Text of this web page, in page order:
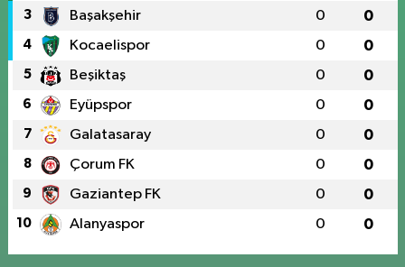
3 Başakşehir 0 0
4 Kocaelispor 0 0
5 Beşiktaş 0 0
6 Eyüpspor 0 0
7 Galatasaray 0 0
8 Çorum FK 0 0
9 Gaziantep FK 0 0
10 Alanyaspor 0 0